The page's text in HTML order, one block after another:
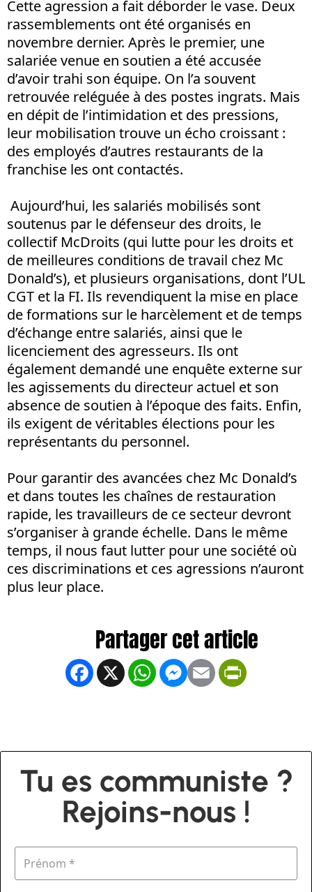
Cette agression a fait déborder le vase. Deux
rassemblements ont été organisés en
novembre dernier. Après le premier, une
salariée venue en soutien a été accusée
d’avoir trahi son équipe. On l’a souvent
retrouvée reléguée à des postes ingrats. Mais
en dépit de l’intimidation et des pressions,
leur mobilisation trouve un écho croissant :
des employés d’autres restaurants de la
franchise les ont contactés.
Aujourd’hui, les salariés mobilisés sont
soutenus par le défenseur des droits, le
collectif McDroits (qui lutte pour les droits et
de meilleures conditions de travail chez Mc
Donald’s), et plusieurs organisations, dont l’UL
CGT et la FI. Ils revendiquent la mise en place
de formations sur le harcèlement et de temps
d’échange entre salariés, ainsi que le
licenciement des agresseurs. Ils ont
également demandé une enquête externe sur
les agissements du directeur actuel et son
absence de soutien à l’époque des faits. Enfin,
ils exigent de véritables élections pour les
représentants du personnel.
Pour garantir des avancées chez Mc Donald’s
et dans toutes les chaînes de restauration
rapide, les travailleurs de ce secteur devront
s’organiser à grande échelle. Dans le même
temps, il nous faut lutter pour une société où
ces discriminations et ces agressions n’auront
plus leur place.
Facebook
X WhatsApp
Messenger
Email
Tu es communiste ?
Rejoins-nous !